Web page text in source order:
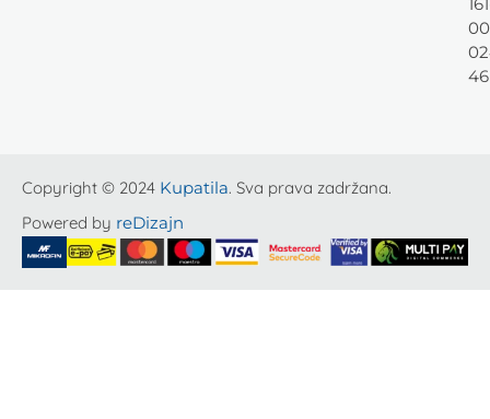
46
Copyright © 2024 Kupatila. Sva prava zadržana.
Powered by reDizajn